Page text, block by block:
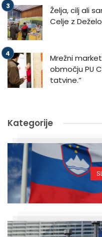
Želja, cilj ali
Celje z
Mrežni
območju PU
tatvine.”
Kategorije